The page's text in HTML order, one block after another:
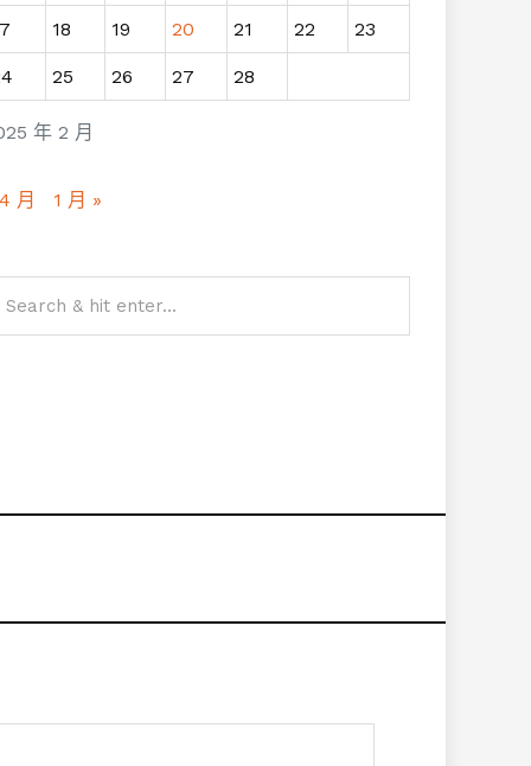
年 2 月
18 19 20 21 22 23
25 26 27 28
月 1 月 »